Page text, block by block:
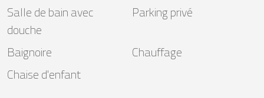
Salle de bain avec
douche
Parking privé
Baignoire
Chauffage
Chaise d'enfant